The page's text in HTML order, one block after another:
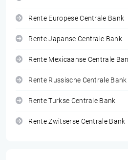
Rente Europese Centrale Bank
Rente Japanse Centrale Bank
Rente Mexicaanse Centrale
Rente Russische Centrale Bank
Rente Turkse Centrale Bank
Rente Zwitserse Centrale Bank